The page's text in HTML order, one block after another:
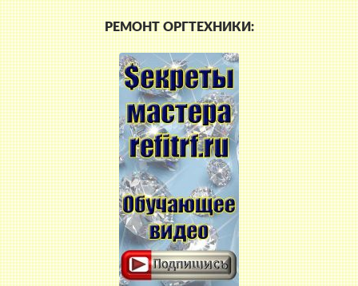
РЕМОНТ ОРГТЕХНИКИ: